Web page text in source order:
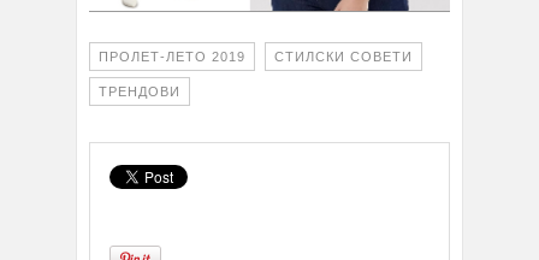
ПРОЛЕТ-ЛЕТО 2019 СТИЛСКИ СОВЕТИ
ТРЕНДОВИ